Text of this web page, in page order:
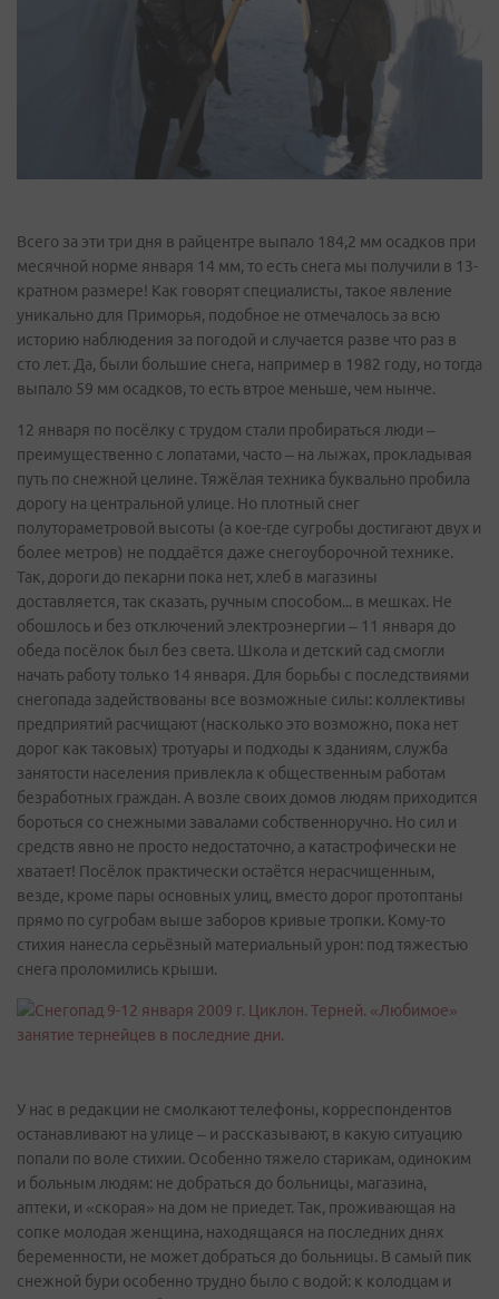
Всего за эти три дня в райцентре выпало 184,2 мм осадков при
месячной норме января 14 мм, то есть снега мы получили в 13-
кратном размере! Как говорят специалисты, такое явление
уникально для Приморья, подобное не отмечалось за всю
историю наблюдения за погодой и случается разве что раз в
сто лет. Да, были большие снега, например в 1982 году, но тогда
выпало 59 мм осадков, то есть втрое меньше, чем нынче.
12 января по посёлку с трудом стали пробираться люди –
преимущественно с лопатами, часто – на лыжах, прокладывая
путь по снежной целине. Тяжёлая техника буквально пробила
дорогу на центральной улице. Но плотный снег
полутораметровой высоты (а кое-где сугробы достигают двух и
более метров) не поддаётся даже снегоуборочной технике.
Так, дороги до пекарни пока нет, хлеб в магазины
доставляется, так сказать, ручным способом... в мешках. Не
обошлось и без отключений электроэнергии – 11 января до
обеда посёлок был без света. Школа и детский сад смогли
начать работу только 14 января. Для борьбы с последствиями
снегопада задействованы все возможные силы: коллективы
предприятий расчищают (насколько это возможно, пока нет
дорог как таковых) тротуары и подходы к зданиям, служба
занятости населения привлекла к общественным работам
безработных граждан. А возле своих домов людям приходится
бороться со снежными завалами собственноручно. Но сил и
средств явно не просто недостаточно, а катастрофически не
хватает! Посёлок практически остаётся нерасчищенным,
везде, кроме пары основных улиц, вместо дорог протоптаны
прямо по сугробам выше заборов кривые тропки. Кому-то
стихия нанесла серьёзный материальный урон: под тяжестью
снега проломились крыши.
У нас в редакции не смолкают телефоны, корреспондентов
останавливают на улице – и рассказывают, в какую ситуацию
попали по воле стихии. Особенно тяжело старикам, одиноким
и больным людям: не добраться до больницы, магазина,
аптеки, и «скорая» на дом не приедет. Так, проживающая на
сопке молодая женщина, находящаяся на последних днях
беременности, не может добраться до больницы. В самый пик
снежной бури особенно трудно было с водой: к колодцам и